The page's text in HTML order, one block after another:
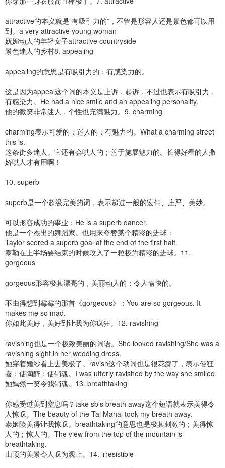
attractive的本义就是“有吸引力的”，不管是形容人还是景色都可以用
到。a very attractive young woman
妩媚动人的年轻女子attractive countryside
景色迷人的乡村8. appealing
appealing的意思是有吸引力的；有感染力的。
这是因为appeal这个词的本义是上诉，起诉，不过也表示有吸引力，
有感染力。He had a nice smile and an appealing personality.
他的微笑非常迷人，个性也充满魅力。9. charming
charming表示可爱的；迷人的；有魅力的。What a charming street
this is.
这条街多迷人。它还有会哄人的；善于施展魅力的。长得好看的人撒
娇哄人才有用啊！
10. superb
superb是一个超级完美的词，表示超过一般的宏伟、庄严、美妙。
可以形容成功的事业：He is a superb dancer.
他是一个杰出的舞蹈家。也用来夸赞某个精彩的进球：
Taylor scored a superb goal at the end of the first half.
泰勒在上半场要结束的时候攻入了一粒极为精彩的进球。11.
gorgeous
gorgeous形容极其漂亮的，美丽动人的；令人愉快的。
不由得想到霉霉的那首《gorgeous》：You are so gorgeous. It
makes me so mad.
你如此美好，美好到让我为你疯狂。12. ravishing
ravishing也是一个极致美丽的词语。She looked ravishing/She was a
ravishing sight in her wedding dress.
她穿着婚纱看上去美极了。ravish这个动词也是很花痴了，表示使狂
喜；使陶醉；使销魂。I was utterly ravished by the way she smiled.
她嫣然一笑令我销魂。13. breathtaking
你感受过美到窒息吗？take sb's breath away这个短语就表示美得令
人惊叹。The beauty of the Taj Mahal took my breath away.
泰姬陵美得让我惊叹。breathtaking的意思也是极其刺激的；美得惊
人的；惊人的。The view from the top of the mountain is
breathtaking.
山顶的美景令人叹为观止。14. irresistible